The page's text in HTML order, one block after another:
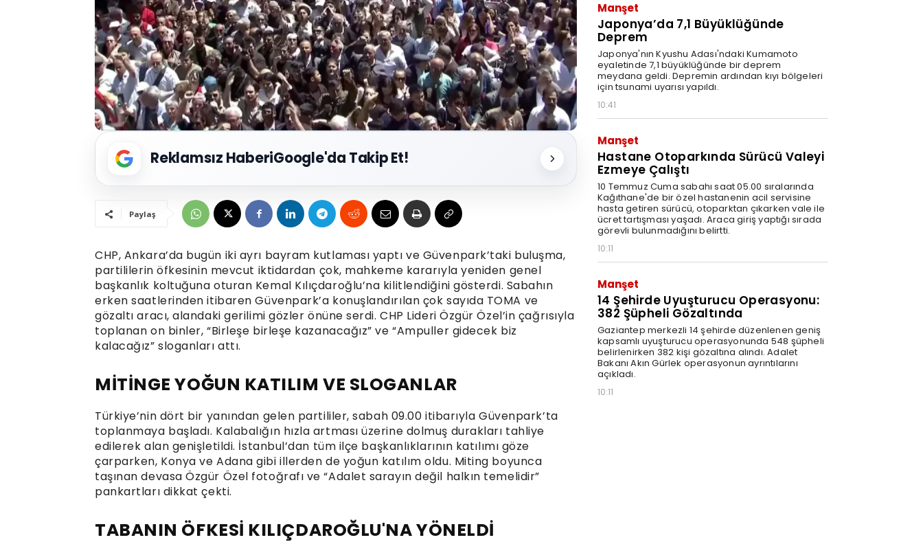
Reklamsız HaberiGoogle'da Takip Et!
Paylaş
CHP, Ankara’da bugün iki ayrı bayram kutlaması yaptı ve Güvenpark’taki buluşma,
partililerin öfkesinin mevcut iktidardan çok, mahkeme kararıyla yeniden genel
başkanlık koltuğuna oturan Kemal Kılıçdaroğlu’na kilitlendiğini gösterdi. Sabahın
erken saatlerinden itibaren Güvenpark’a konuşlandırılan çok sayıda TOMA ve
gözaltı aracı, alandaki gerilimi gözler önüne serdi. CHP Lideri Özgür Özel’in çağrısıyla
toplanan on binler, “Birleşe birleşe kazanacağız” ve “Ampuller gidecek biz
kalacağız” sloganları attı.
MİTİNGE YOĞUN KATILIM VE SLOGANLAR
Türkiye’nin dört bir yanından gelen partililer, sabah 09.00 itibarıyla Güvenpark’ta
toplanmaya başladı. Kalabalığın hızla artması üzerine dolmuş durakları tahliye
edilerek alan genişletildi. İstanbul’dan tüm ilçe başkanlıklarının katılımı göze
çarparken, Konya ve Adana gibi illerden de yoğun katılım oldu. Miting boyunca
taşınan devasa Özgür Özel fotoğrafı ve “Adalet sarayın değil halkın temelidir”
pankartları dikkat çekti.
TABANIN ÖFKESİ KILIÇDAROĞLU'NA YÖNELDİ
Manşet
Japonya’da 7,1 Büyüklüğünde
Deprem
Japonya'nın Kyushu Adası'ndaki Kumamoto
eyaletinde 7,1 büyüklüğünde bir deprem
meydana geldi. Depremin ardından kıyı bölgeleri
için tsunami uyarısı yapıldı.
10:41
Manşet
Hastane Otoparkında Sürücü Valeyi
Ezmeye Çalıştı
10 Temmuz Cuma sabahı saat 05.00 sıralarında
Kağıthane'de bir özel hastanenin acil servisine
hasta getiren sürücü, otoparktan çıkarken vale ile
ücret tartışması yaşadı. Araca giriş yaptığı sırada
görevli bulunmadığını belirtti.
10:11
Manşet
14 Şehirde Uyuşturucu Operasyonu:
382 Şüpheli Gözaltında
Gaziantep merkezli 14 şehirde düzenlenen geniş
kapsamlı uyuşturucu operasyonunda 548 şüpheli
belirlenirken 382 kişi gözaltına alındı. Adalet
Bakanı Akın Gürlek operasyonun ayrıntılarını
açıkladı.
10:11